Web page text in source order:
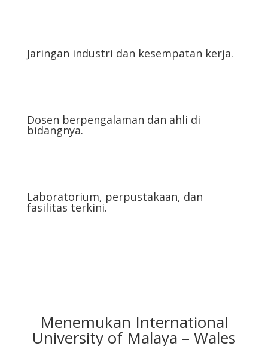
Jaringan industri dan kesempatan kerja.
Dosen berpengalaman dan ahli di
bidangnya.
Laboratorium, perpustakaan, dan
fasilitas terkini.
Menemukan International
University of Malaya – Wales